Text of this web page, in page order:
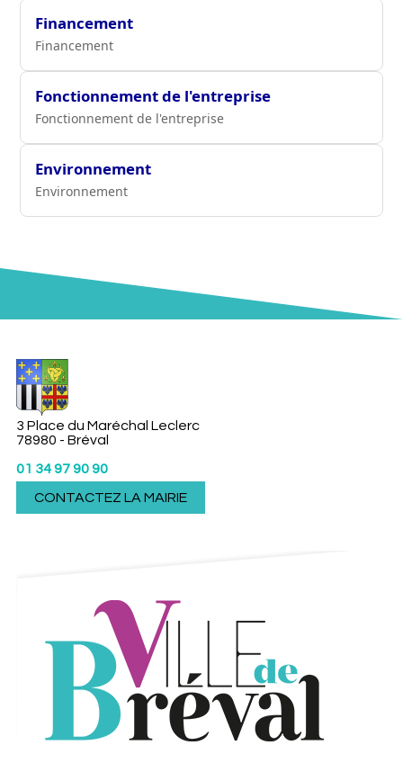
Financement
Financement
Fonctionnement de l'entreprise
Fonctionnement de l'entreprise
Environnement
Environnement
3 Place du Maréchal Leclerc
78980 - Bréval
01 34 97 90 90
CONTACTEZ LA MAIRIE